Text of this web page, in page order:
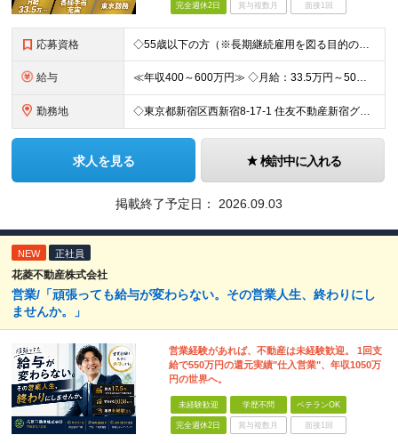
完全週休2日 賞与複数月 面接1回
応募資格 ◇55歳以下の方（※長期継続雇用を図る目的のため） ◇以下の必須スキルをお持ちの方 ≪必須スキル≫ ・BtoBの法人営業経験のある方 ・一都三県での勤務が可能な方 ※学歴不問 ≪歓迎スキル≫ ・内
給与 ≪年収400～600万円≫ ◇月給：33.5万円～50万円 ◇残業代別途支給（固定残業代なし） ◇昇給年2回 実力・実績に応じた評価制度 ￣￣￣￣￣￣￣￣￣￣￣￣￣ 新設ポジションのため、あなたの実
勤務地 ◇東京都新宿区西新宿8-17-1 住友不動産新宿グランドタワー36F ◇現地（店舗・取引先）へ出向く場合もあります 【本社所在地】 東京都新宿区西新宿8-17-1 住友不動産新宿グランドタワー36F
求人を見る 検討中に入れる
掲載終了予定日： 2026.09.03
NEW 正社員
花菱不動産株式会社
営業/「頑張っても給与が変わらない。その営業人生、終わりにし
ませんか。」
営業経験があれば、不動産は未経験歓迎。 1回支
給で550万円の還元実績"仕入営業"、年収1050万
円の世界へ。
未経験歓迎 学歴不問 ベテランOK
完全週休2日 賞与複数月 面接1回